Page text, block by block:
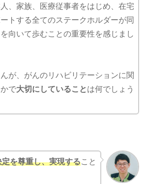
、家族、医療従事者をはじめ、在宅
トする全てのステークホルダーが同
向いて歩むことの重要性を感じまし
が、がんのリハビリテーションに関
で大切にしていることは何でしょう
を尊重し、実現すること